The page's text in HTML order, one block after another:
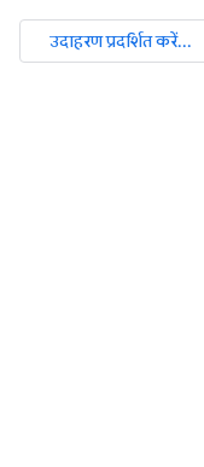
उदाहरण प्रदर्शित करें...